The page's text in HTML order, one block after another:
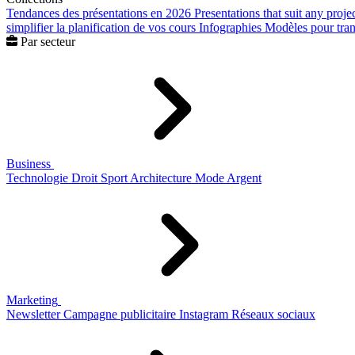
Tendances des présentations en 2026 Presentations that suit any
simplifier la planification de vos cours Infographies Modèles pour
Par secteur
Business
Technologie Droit Sport Architecture Mode Argent
Marketing
Newsletter Campagne publicitaire Instagram Réseaux sociaux